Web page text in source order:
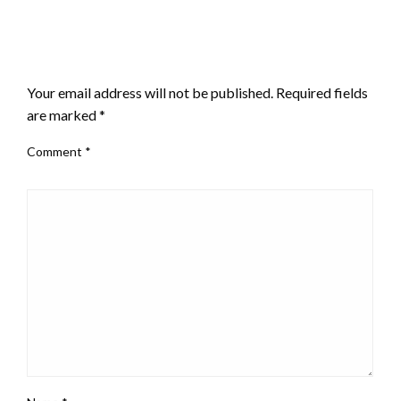
Your email address will not be published. Required fields
are marked*
Comment *